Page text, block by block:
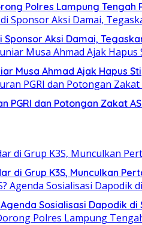
Polres Lampung
Aksi Damai,
Musa Ahmad Ajak Hapus
PGRI dan Potongan Zakat
di Grup K3S, Munculkan
Sosialisasi Dapodik